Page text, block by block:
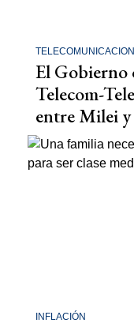
El Gobierno
Telecom-
entre Milei
INFLACIÓN